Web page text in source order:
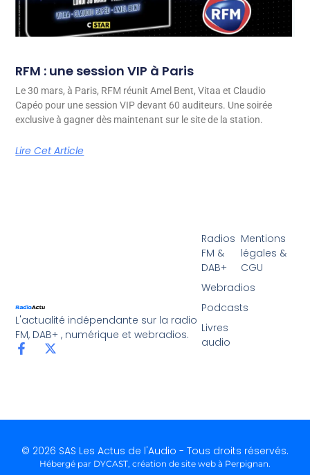
RFM : une session VIP à Paris
Le 30 mars, à Paris, RFM réunit Amel Bent, Vitaa et Claudio
Capéo pour une session VIP devant 60 auditeurs. Une soirée
exclusive à gagner dès maintenant sur le site de la station.
Lire Cet Article
L'actualité indépendante sur la radio
FM, DAB+ , numérique et webradios.
Radios
FM &
DAB+
Webradios
Podcasts
Livres
audio
Mentions
légales &
CGU
© 2026 SAS Les Actus de l'Audio - Tous droits réservés.
Hébergé par DYCAST, création de site web à Perpignan.